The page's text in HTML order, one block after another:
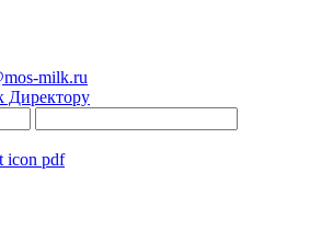
milk.ru
Директору